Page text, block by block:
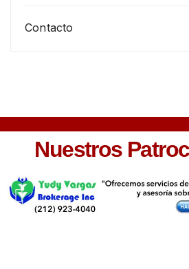
Contacto
Nuestros